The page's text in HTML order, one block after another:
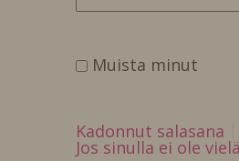
Muista minut
Kadonnut salasana
Jos sinulla ei ole